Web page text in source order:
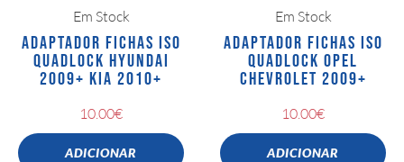
Em Stock
ADAPTADOR FICHAS ISO
QUADLOCK HYUNDAI
2009+ KIA 2010+
10.00€
ADICIONAR
Em Stock
ADAPTADOR FICHAS ISO
QUADLOCK OPEL
CHEVROLET 2009+
10.00€
ADICIONAR